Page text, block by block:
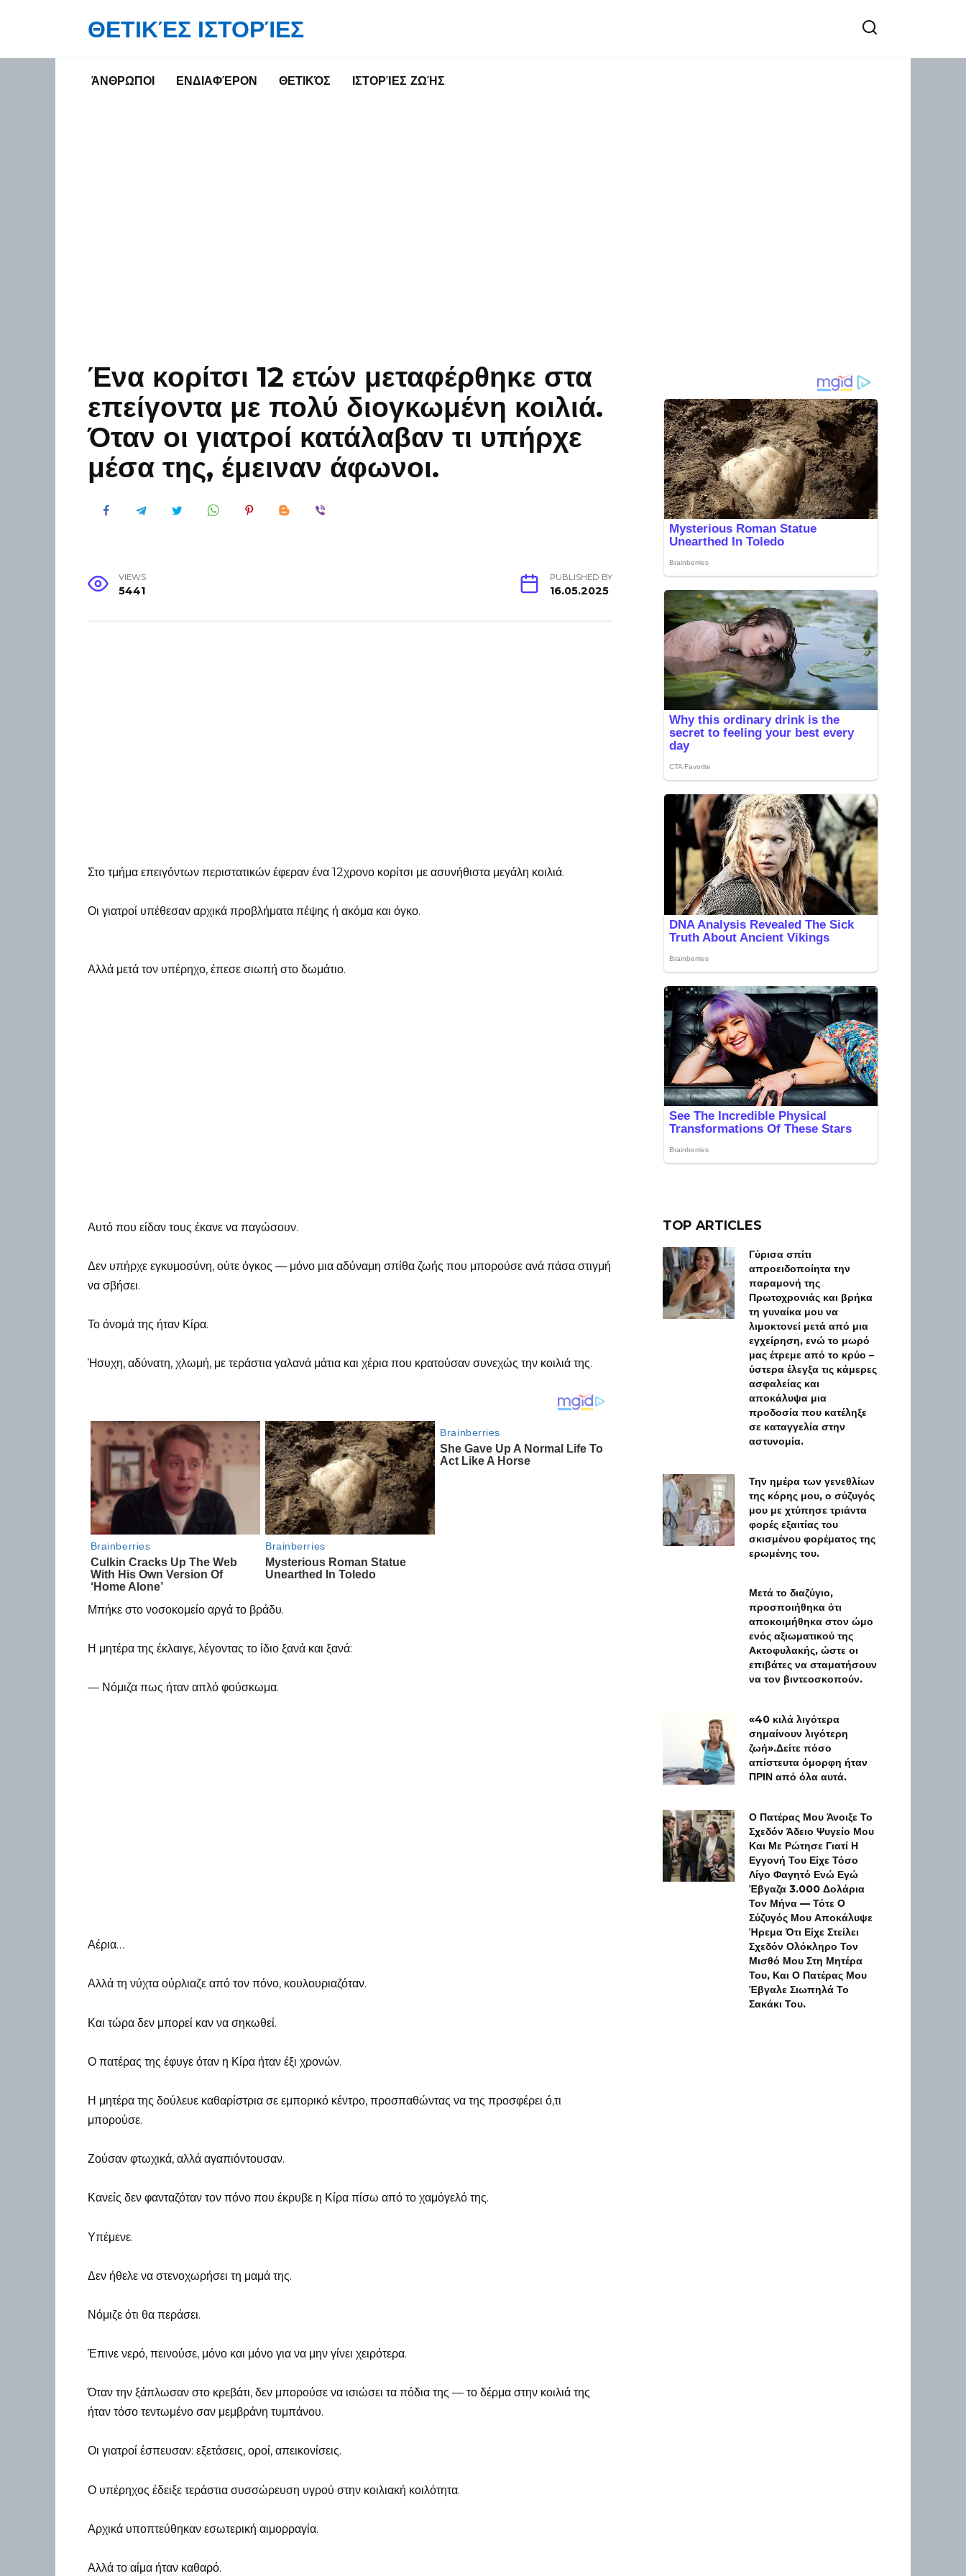
ΘΕΤΙΚΈΣ ΙΣΤΟΡΊΕΣ
ΆΝΘΡΩΠΟΙ ΕΝΔΙΑΦΈΡΟΝ ΘΕΤΙΚΌΣ ΙΣΤΟΡΊΕΣ ΖΩΉΣ
Ένα κορίτσι 12 ετών μεταφέρθηκε στα
επείγοντα με πολύ διογκωμένη κοιλιά.
Όταν οι γιατροί κατάλαβαν τι υπήρχε
μέσα της, έμειναν άφωνοι.
VIEWS
5441
PUBLISHED BY
16.05.2025
Στο τμήμα επειγόντων περιστατικών έφεραν ένα 12χρονο κορίτσι με ασυνήθιστα μεγάλη κοιλιά.
Οι γιατροί υπέθεσαν αρχικά προβλήματα πέψης ή ακόμα και όγκο.
Αλλά μετά τον υπέρηχο, έπεσε σιωπή στο δωμάτιο.
Αυτό που είδαν τους έκανε να παγώσουν.
Δεν υπήρχε εγκυμοσύνη, ούτε όγκος — μόνο μια αδύναμη σπίθα ζωής που μπορούσε ανά πάσα στιγμή
να σβήσει.
Το όνομά της ήταν Κίρα.
Ήσυχη, αδύνατη, χλωμή, με τεράστια γαλανά μάτια και χέρια που κρατούσαν συνεχώς την κοιλιά της.
Μπήκε στο νοσοκομείο αργά το βράδυ.
Η μητέρα της έκλαιγε, λέγοντας το ίδιο ξανά και ξανά:
— Νόμιζα πως ήταν απλό φούσκωμα.
Αέρια…
Αλλά τη νύχτα ούρλιαζε από τον πόνο, κουλουριαζόταν.
Και τώρα δεν μπορεί καν να σηκωθεί.
Ο πατέρας της έφυγε όταν η Κίρα ήταν έξι χρονών.
Η μητέρα της δούλευε καθαρίστρια σε εμπορικό κέντρο, προσπαθώντας να της προσφέρει ό,τι
μπορούσε.
Ζούσαν φτωχικά, αλλά αγαπιόντουσαν.
Κανείς δεν φανταζόταν τον πόνο που έκρυβε η Κίρα πίσω από το χαμόγελό της.
Υπέμενε.
Δεν ήθελε να στενοχωρήσει τη μαμά της.
Νόμιζε ότι θα περάσει.
Έπινε νερό, πεινούσε, μόνο και μόνο για να μην γίνει χειρότερα.
Όταν την ξάπλωσαν στο κρεβάτι, δεν μπορούσε να ισιώσει τα πόδια της — το δέρμα στην κοιλιά της
ήταν τόσο τεντωμένο σαν μεμβράνη τυμπάνου.
Οι γιατροί έσπευσαν: εξετάσεις, οροί, απεικονίσεις.
Ο υπέρηχος έδειξε τεράστια συσσώρευση υγρού στην κοιλιακή κοιλότητα.
Αρχικά υποπτεύθηκαν εσωτερική αιμορραγία.
Αλλά το αίμα ήταν καθαρό.
TOP ARTICLES
Γύρισα σπίτι
απροειδοποίητα την
παραμονή της
Πρωτοχρονιάς και βρήκα
τη γυναίκα μου να
λιμοκτονεί μετά από μια
εγχείρηση, ενώ το μωρό
μας έτρεμε από το κρύο –
ύστερα έλεγξα τις κάμερες
ασφαλείας και
αποκάλυψα μια
προδοσία που κατέληξε
σε καταγγελία στην
αστυνομία.
Την ημέρα των γενεθλίων
της κόρης μου, ο σύζυγός
μου με χτύπησε τριάντα
φορές εξαιτίας του
σκισμένου φορέματος της
ερωμένης του.
Μετά το διαζύγιο,
προσποιήθηκα ότι
αποκοιμήθηκα στον ώμο
ενός αξιωματικού της
Ακτοφυλακής, ώστε οι
επιβάτες να σταματήσουν
να τον βιντεοσκοπούν.
«40 κιλά λιγότερα
σημαίνουν λιγότερη
ζωή».Δείτε πόσο
απίστευτα όμορφη ήταν
ΠΡΙΝ από όλα αυτά.
Ο Πατέρας Μου Άνοιξε Το
Σχεδόν Άδειο Ψυγείο Μου
Και Με Ρώτησε Γιατί Η
Εγγονή Του Είχε Τόσο
Λίγο Φαγητό Ενώ Εγώ
Έβγαζα 3.000 Δολάρια
Τον Μήνα — Τότε Ο
Σύζυγός Μου Αποκάλυψε
Ήρεμα Ότι Είχε Στείλει
Σχεδόν Ολόκληρο Τον
Μισθό Μου Στη Μητέρα
Του, Και Ο Πατέρας Μου
Έβγαλε Σιωπηλά Το
Σακάκι Του.